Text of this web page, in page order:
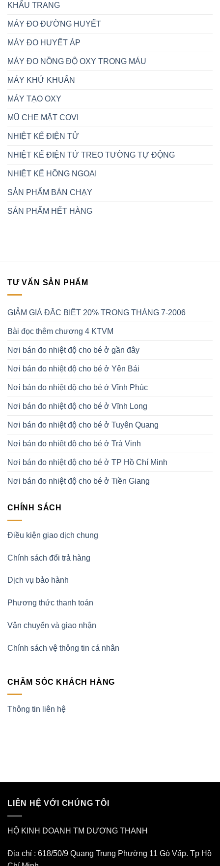
KHẨU TRANG
MÁY ĐO ĐƯỜNG HUYẾT
MÁY ĐO HUYẾT ÁP
MÁY ĐO NỒNG ĐỘ OXY TRONG MÁU
MÁY KHỬ KHUẨN
MÁY TẠO OXY
MŨ CHE MẶT COVI
NHIỆT KẾ ĐIỆN TỬ
NHIỆT KẾ ĐIỆN TỬ TREO TƯỜNG TỰ ĐỘNG
NHIỆT KẾ HỒNG NGOẠI
SẢN PHẨM BÁN CHẠY
SẢN PHẨM HẾT HÀNG
TƯ VẤN SẢN PHẨM
GIẢM GIÁ ĐẶC BIÊT 20% TRONG THÁNG 7-2006
Bài đọc thêm chương 4 KTVM
Nơi bán đo nhiệt độ cho bé ở gần đây
Nơi bán đo nhiệt độ cho bé ở Yên Bái
Nơi bán đo nhiệt độ cho bé ở Vĩnh Phúc
Nơi bán đo nhiệt độ cho bé ở Vĩnh Long
Nơi bán đo nhiệt độ cho bé ở Tuyên Quang
Nơi bán đo nhiệt độ cho bé ở Trà Vinh
Nơi bán đo nhiệt độ cho bé ở TP Hồ Chí Minh
Nơi bán đo nhiệt độ cho bé ở Tiền Giang
CHÍNH SÁCH
Điều kiện giao dịch chung
Chính sách đổi trả hàng
Dịch vụ bảo hành
Phương thức thanh toán
Vận chuyển và giao nhận
Chính sách vệ thông tin cá nhân
CHĂM SÓC KHÁCH HÀNG
Thông tin liên hệ
LIÊN HỆ VỚI CHÚNG TÔI
HỘ KINH DOANH TM DƯƠNG THANH
Địa chỉ : 618/50/9 Quang Trung Phường 11 Gò Vấp. Tp Hồ